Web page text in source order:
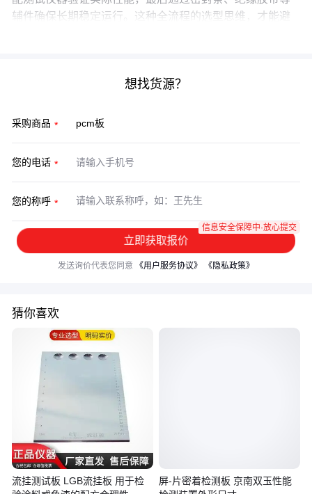
辅件确保长期稳定运行。这种全流程的选型思维，才能避
想找货源？
采购商品
您的电话
您的称呼
立即获取报价
信息安全保障中·放心提交
发送询价代表您同意 《用户服务协议》 《隐私政策》
猜你喜欢
流挂测试板 LGB流挂板 用于检
屏-片密着检测板 京南双玉性能